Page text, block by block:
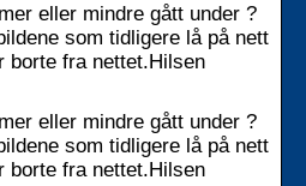
eller mindre gått under ?
som tidligere lå på nett
borte fra nettet.Hilsen
eller mindre gått under ?
som tidligere lå på nett
borte fra nettet.Hilsen